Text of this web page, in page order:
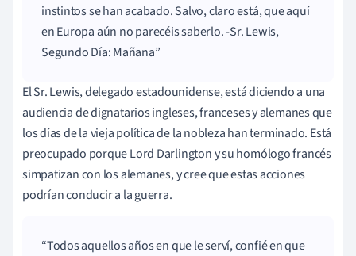
instintos se han acabado. Salvo, claro está, que aquí
en Europa aún no parecéis saberlo. -Sr. Lewis,
Segundo Día: Mañana
El Sr. Lewis, delegado estadounidense, está diciendo a una
audiencia de dignatarios ingleses, franceses y alemanes que
los días de la vieja política de la nobleza han terminado. Está
preocupado porque Lord Darlington y su homólogo francés
simpatizan con los alemanes, y cree que estas acciones
podrían conducir a la guerra.
Todos aquellos años en que le serví, confié en que